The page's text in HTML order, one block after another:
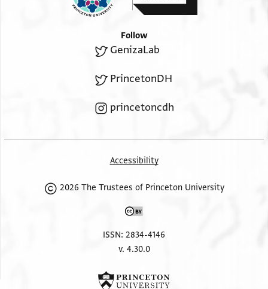
כי נשתתפנו והיטלנו
Follow
GenizaLab
PrincetonDH
princetoncdh
Accessibility
2026 The Trustees of Princeton University
ISSN: 2834-4146
v. 4.30.0